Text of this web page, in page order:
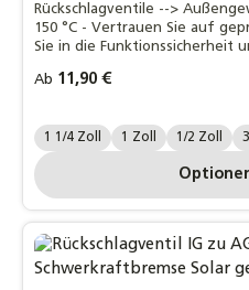
Rückschlagventile -->
150 °C - Vertrauen Sie auf
Sie in die Funktionssicherheit
Regulärer Preis:
Ab 11,90 €
Zollgröße.:
1 1/4 Zoll 1 Zoll 1/2 Zoll